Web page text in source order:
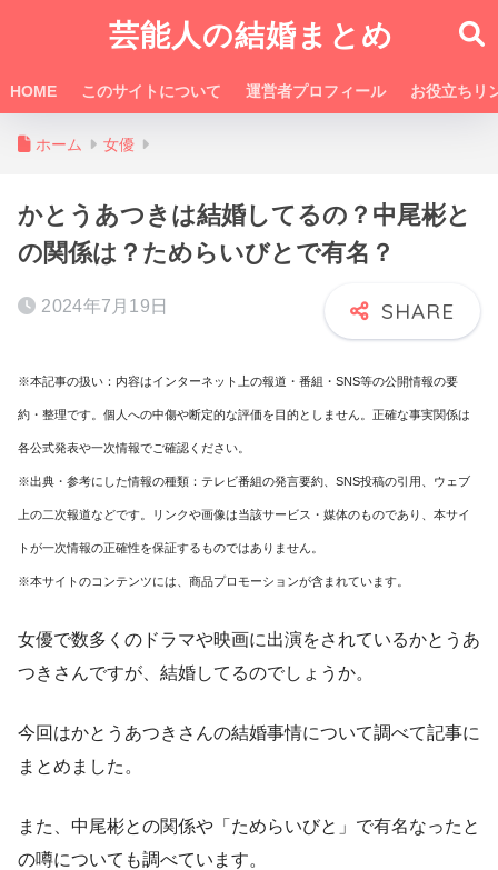
芸能人の結婚まとめ
HOME このサイトについて 運営者プロフィール お役立ちリ
ホーム 女優
かとうあつきは結婚してるの？中尾彬と
の関係は？ためらいびとで有名？
2024年7月19日
※本記事の扱い：内容はインターネット上の報道・番組・SNS等の公開情報の要
約・整理です。個人への中傷や断定的な評価を目的としません。正確な事実関係は
各公式発表や一次情報でご確認ください。
※出典・参考にした情報の種類：テレビ番組の発言要約、SNS投稿の引用、ウェブ
上の二次報道などです。リンクや画像は当該サービス・媒体のものであり、本サイ
トが一次情報の正確性を保証するものではありません。
※本サイトのコンテンツには、商品プロモーションが含まれています。
女優で数多くのドラマや映画に出演をされているかとうあ
つきさんですが、結婚してるのでしょうか。
今回はかとうあつきさんの結婚事情について調べて記事に
まとめました。
また、中尾彬との関係や「ためらいびと」で有名なったと
の噂についても調べています。